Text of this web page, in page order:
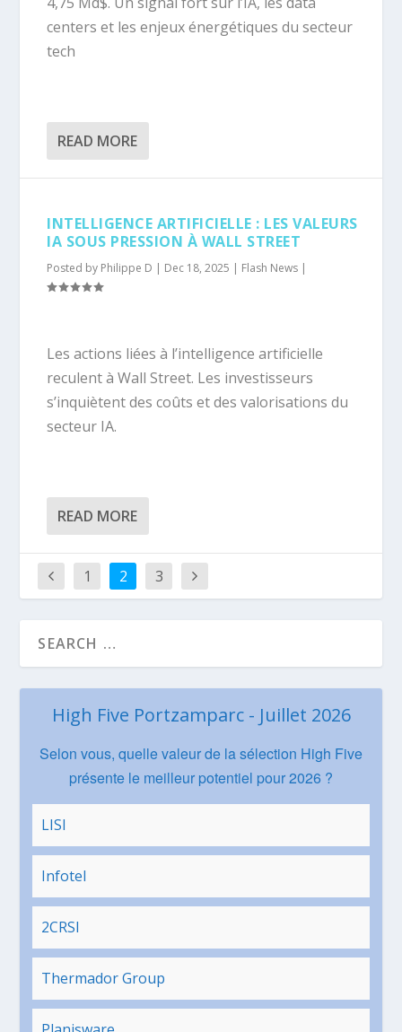
centers et les enjeux énergétiques du secteur
tech
READ MORE
INTELLIGENCE ARTIFICIELLE : LES VALEURS
IA SOUS PRESSION À WALL STREET
Posted by Philippe D | Dec 18, 2025 | Flash News |
Les actions liées à l’intelligence artificielle
reculent à Wall Street. Les investisseurs
s’inquiètent des coûts et des valorisations du
secteur IA.
READ MORE
1 2 3
High Five Portzamparc - Juillet 2026
Selon vous, quelle valeur de la sélection High Five
présente le meilleur potentiel pour 2026 ?
LISI
Infotel
2CRSI
Thermador Group